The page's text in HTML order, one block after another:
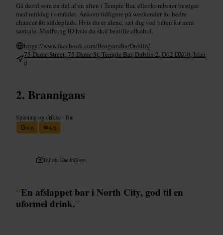
Gå dertil som en del af en aften i Temple Bar, eller kombiner besøget
med middag i området. Ankom tidligere på weekender for bedre
chancer for siddeplads. Hvis du er alene, sæt dig ved baren for nem
samtale. Medbring ID hvis du skal bestille alkohol.
https://www.facebook.com/BrogansBarDublin/
75 Dame Street, 75 Dame St, Temple Bar, Dublin 2, D02 DX00, Irlan
d
Brannigans
Spisning og drikke • Bar
4,6
4,6
Billede /DublinTown
“En afslappet bar i North City, god til en
uformel drink.”